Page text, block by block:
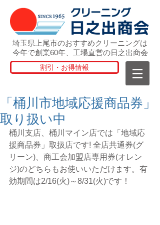
埼玉県上尾市のおすすめクリーニングは
今年で創業60年、工場直営の日之出商会
割引・お得情報
「桶川市地域応援商品券」
取り扱い中
桶川支店、桶川マイン店では「地域応
援商品券」取扱店です! 全店共通券(グ
リーン)、商工会加盟店専用券(オレン
ジ)のどちらもお使いいただけます。有
効期間は2/16(火)～8/31(火)です！